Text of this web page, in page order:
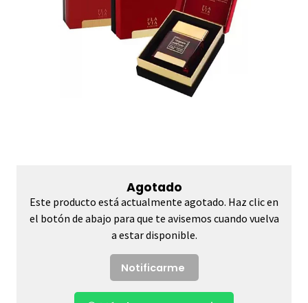
Agotado
Este producto está actualmente agotado. Haz clic en
el botón de abajo para que te avisemos cuando vuelva
a estar disponible.
Notificarme